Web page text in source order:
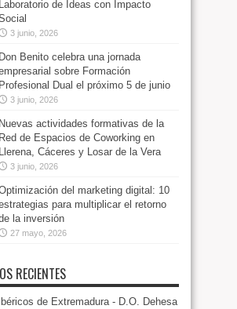
Laboratorio de Ideas con Impacto
3 junio, 2026
Don Benito celebra una jornada
sobre Formación
Profesional Dual el próximo 5 de junio
3 junio, 2026
Nuevas actividades formativas de la
Red de Espacios de Coworking en
Llerena, Cáceres y Losar de la Vera
3 junio, 2026
del marketing digital: 10
para multiplicar el retorno
la inversión
27 mayo, 2026
RECIENTES
de Extremadura - D.O. Dehesa